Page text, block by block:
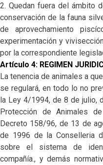
2. Quedan fuera del ámbito
conservación de la fauna
de aprovechamiento
experimentación y
por la correspondiente
Artículo 4: REGIMEN
La tenencia de animales a
se regulará, en todo lo no
la Ley 4/1994, de 8 de julio,
Protección de Animales
Decreto 158/96, de 13 de
de 1996 de la Conselleria
sobre el sistema de
compañía., y demás